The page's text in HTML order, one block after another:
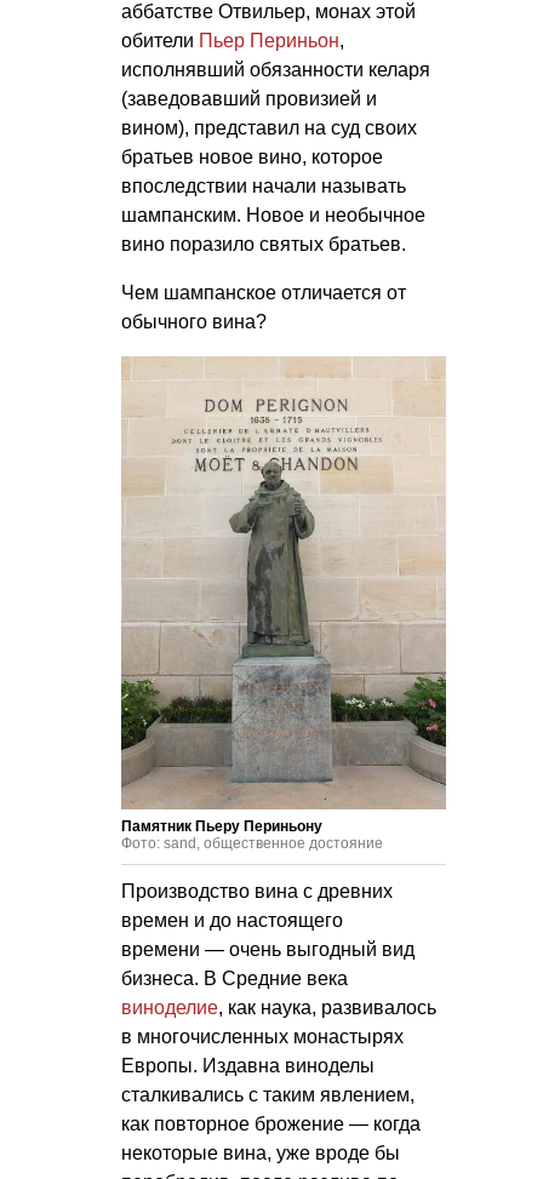
аббатстве Отвильер, монах этой
обители Пьер Периньон,
исполнявший обязанности келаря
(заведовавший провизией и
вином), представил на суд своих
братьев новое вино, которое
впоследствии начали называть
шампанским. Новое и необычное
вино поразило святых братьев.
Чем шампанское отличается от
обычного вина?
Памятник Пьеру Периньону
Фото: sand, общественное достояние
Производство вина с древних
времен и до настоящего
времени — очень выгодный вид
бизнеса. В Средние века
виноделие, как наука, развивалось
в многочисленных монастырях
Европы. Издавна виноделы
сталкивались с таким явлением,
как повторное брожение — когда
некоторые вина, уже вроде бы